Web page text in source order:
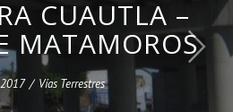
CUAUTLA –
MATAMOROS
/ Vías Terrestres